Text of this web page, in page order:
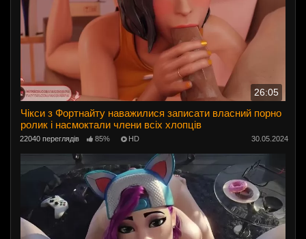
26:05
Чікси з Фортнайту наважилися записати власний порно
ролик і насмоктали члени всіх хлопців
22040 переглядів 85% HD 30.05.2024